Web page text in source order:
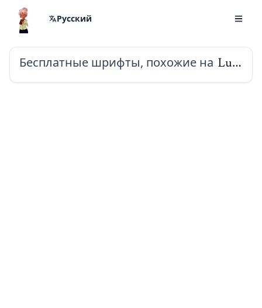
Русский
Бесплатные шрифты, похожие на Lusitana